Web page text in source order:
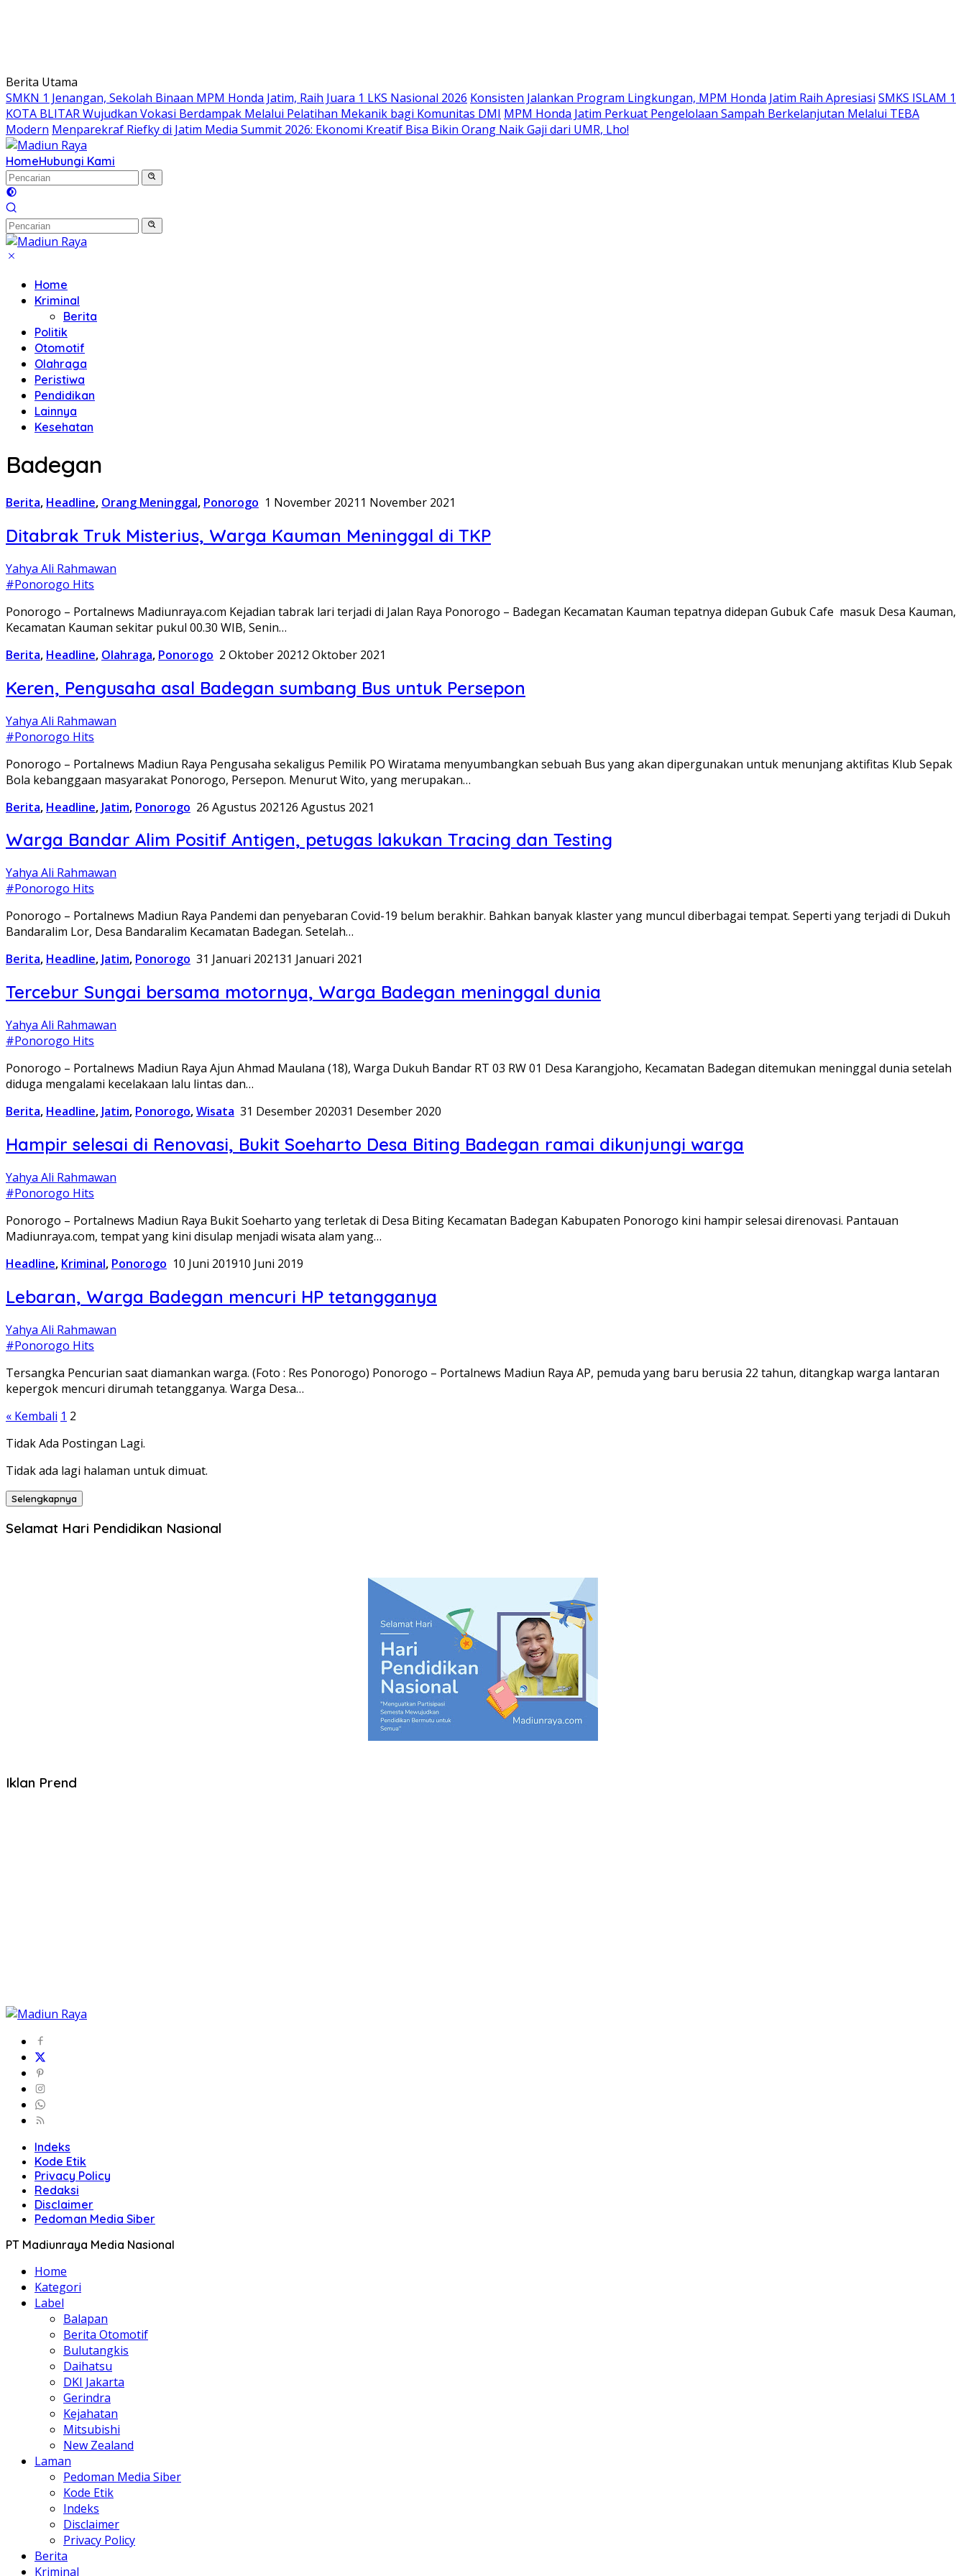
Berita Utama
SMKN 1 Jenangan, Sekolah Binaan MPM Honda Jatim, Raih Juara 1 LKS Nasional 2026 Konsisten Jalankan Program Lingkungan, MPM Honda Jatim Raih Apresiasi SMKS ISLAM 1
KOTA BLITAR Wujudkan Vokasi Berdampak Melalui Pelatihan Mekanik bagi Komunitas DMI MPM Honda Jatim Perkuat Pengelolaan Sampah Berkelanjutan Melalui TEBA
Modern Menparekraf Riefky di Jatim Media Summit 2026: Ekonomi Kreatif Bisa Bikin Orang Naik Gaji dari UMR, Lho!
HomeHubungi Kami
Home
Kriminal
Berita
Politik
Otomotif
Olahraga
Peristiwa
Pendidikan
Lainnya
Kesehatan
Badegan
Berita, Headline, Orang Meninggal, Ponorogo 1 November 2021 1 November 2021
Ditabrak Truk Misterius, Warga Kauman Meninggal di TKP
Yahya Ali Rahmawan
#Ponorogo Hits
Ponorogo – Portalnews Madiunraya.com Kejadian tabrak lari terjadi di Jalan Raya Ponorogo – Badegan Kecamatan Kauman tepatnya didepan Gubuk Cafe masuk Desa Kauman,
Kecamatan Kauman sekitar pukul 00.30 WIB, Senin…
Berita, Headline, Olahraga, Ponorogo 2 Oktober 20212 Oktober 2021
Keren, Pengusaha asal Badegan sumbang Bus untuk Persepon
Yahya Ali Rahmawan
#Ponorogo Hits
Ponorogo – Portalnews Madiun Raya Pengusaha sekaligus Pemilik PO Wiratama menyumbangkan sebuah Bus yang akan dipergunakan untuk menunjang aktifitas Klub Sepak
Bola kebanggaan masyarakat Ponorogo, Persepon. Menurut Wito, yang merupakan…
Berita, Headline, Jatim, Ponorogo 26 Agustus 202126 Agustus 2021
Warga Bandar Alim Positif Antigen, petugas lakukan Tracing dan Testing
Yahya Ali Rahmawan
#Ponorogo Hits
Ponorogo – Portalnews Madiun Raya Pandemi dan penyebaran Covid-19 belum berakhir. Bahkan banyak klaster yang muncul diberbagai tempat. Seperti yang terjadi di Dukuh
Bandaralim Lor, Desa Bandaralim Kecamatan Badegan. Setelah…
Berita, Headline, Jatim, Ponorogo 31 Januari 202131 Januari 2021
Tercebur Sungai bersama motornya, Warga Badegan meninggal dunia
Yahya Ali Rahmawan
#Ponorogo Hits
Ponorogo – Portalnews Madiun Raya Ajun Ahmad Maulana (18), Warga Dukuh Bandar RT 03 RW 01 Desa Karangjoho, Kecamatan Badegan ditemukan meninggal dunia setelah
diduga mengalami kecelakaan lalu lintas dan…
Berita, Headline, Jatim, Ponorogo,Wisata 31 Desember 202031 Desember 2020
Hampir selesai di Renovasi, Bukit Soeharto Desa Biting Badegan ramai dikunjungi warga
Yahya Ali Rahmawan
#Ponorogo Hits
Ponorogo – Portalnews Madiun Raya Bukit Soeharto yang terletak di Desa Biting Kecamatan Badegan Kabupaten Ponorogo kini hampir selesai direnovasi. Pantauan
Madiunraya.com, tempat yang kini disulap menjadi wisata alam yang…
Headline, Kriminal, Ponorogo 10 Juni 201910 Juni 2019
Lebaran, Warga Badegan mencuri HP tetangganya
Yahya Ali Rahmawan
#Ponorogo Hits
Tersangka Pencurian saat diamankan warga. (Foto : Res Ponorogo) Ponorogo – Portalnews Madiun Raya AP, pemuda yang baru berusia 22 tahun, ditangkap warga lantaran
kepergok mencuri dirumah tetangganya. Warga Desa…
Paginasi
pos
« Kembali 1 2
Tidak Ada Postingan Lagi.
Tidak ada lagi halaman untuk dimuat.
Selengkapnya
Selamat Hari Pendidikan Nasional
Iklan Prend
Indeks
Kode Etik
Privacy Policy
Redaksi
Disclaimer
Pedoman Media Siber
PT Madiunraya Media Nasional
Home
Kategori
Label
Balapan
Berita Otomotif
Bulutangkis
Daihatsu
DKI Jakarta
Gerindra
Kejahatan
Mitsubishi
New Zealand
Laman
Pedoman Media Siber
Kode Etik
Indeks
Disclaimer
Privacy Policy
Berita
Kriminal